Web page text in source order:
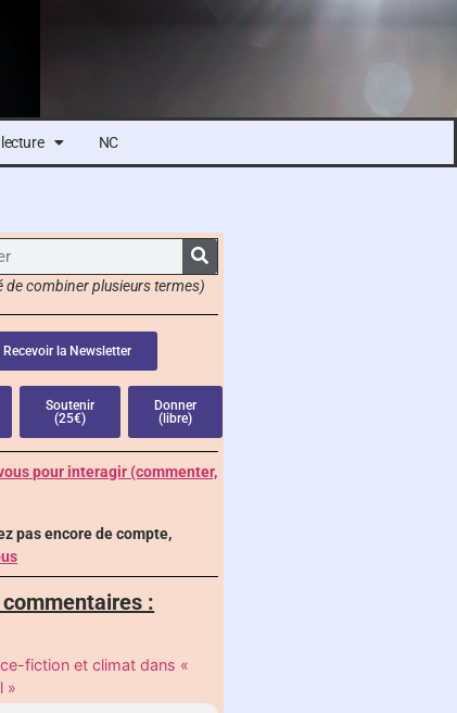
NC
de combiner plusieurs termes)
Recevoir la Newsletter
Soutenir
(25€)
Donner
(libre)
pour interagir (commenter,
pas encore de compte,
:
fiction et climat dans «
»